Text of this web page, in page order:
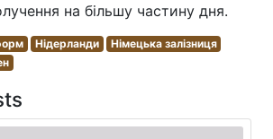
на більшу частину дня.
Нідерланди
Німецька залізниця